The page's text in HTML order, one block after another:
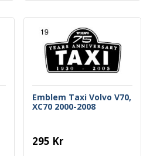
Emblem Taxi Volvo V70,
XC70 2000-2008
295 Kr